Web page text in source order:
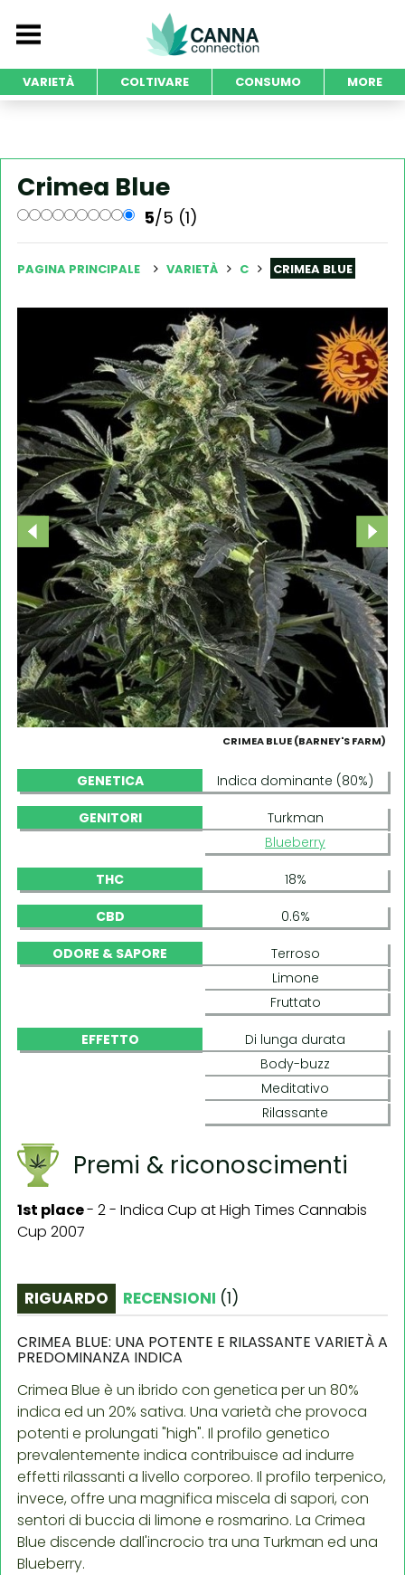
VARIETÀ COLTIVARE CONSUMO MORE
Crimea Blue
5/5 (1)
PAGINA PRINCIPALE VARIETÀ C CRIMEA BLUE
CRIMEA BLUE (BARNEY'S FARM)
GENETICA Indica dominante (80%)
GENITORI
Turkman
Blueberry
THC 18%
CBD 0.6%
ODORE & SAPORE
Terroso
Limone
Fruttato
EFFETTO
Di lunga durata
Body-buzz
Meditativo
Rilassante
Premi & riconoscimenti
1st place- 2 - Indica Cup at High Times Cannabis
Cup 2007
RIGUARDO RECENSIONI (1)
CRIMEA BLUE: UNA POTENTE E RILASSANTE VARIETÀ A
PREDOMINANZA INDICA
Crimea Blue è un ibrido con genetica per un 80%
indica ed un 20% sativa. Una varietà che provoca
potenti e prolungati "high". Il profilo genetico
prevalentemente indica contribuisce ad indurre
effetti rilassanti a livello corporeo. Il profilo terpenico,
invece, offre una magnifica miscela di sapori, con
sentori di buccia di limone e rosmarino. La Crimea
Blue discende dall'incrocio tra una Turkman ed una
Blueberry.